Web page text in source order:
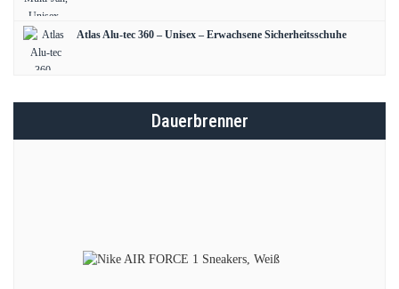
Atlas Alu-tec 360 – Unisex – Erwachsene Sicherheitsschuhe
Dauerbrenner